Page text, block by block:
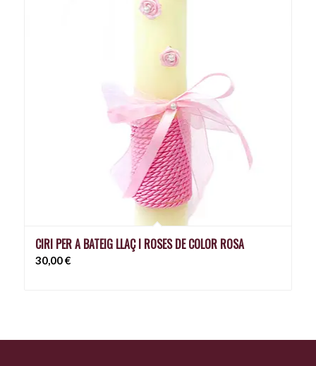
CIRI PER A BATEIG LLAÇ I ROSES DE COLOR ROSA
30,00€